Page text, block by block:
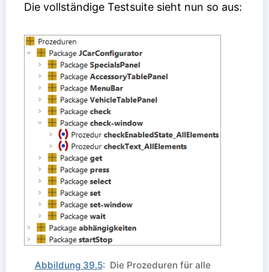
Die vollständige Testsuite sieht nun so aus:
Abbildung 39.5: Die Prozeduren für alle